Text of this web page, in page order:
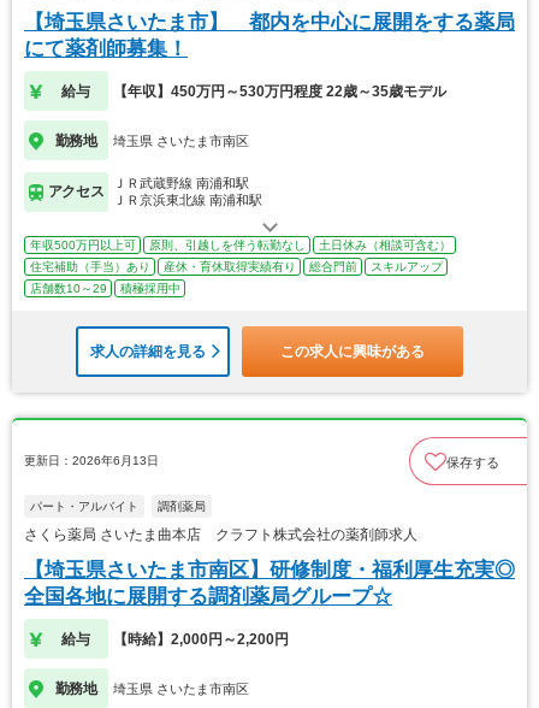
【埼玉県さいたま市】 都内を中心に展開をする薬局
にて薬剤師募集！
給与 【年収】450万円～530万円程度 22歳～35歳モデル
勤務地 埼玉県 さいたま市南区
アクセス
ＪＲ武蔵野線 南浦和駅
ＪＲ京浜東北線 南浦和駅
年収500万円以上可 原則、引越しを伴う転勤なし
土日休み（相談可含む）
住宅補助（手当）あり
産休・育休取得実績有り 総合門前
スキルアップ
店舗数10～29
積極採用中
求人の詳細を見る この求人に興味がある
更新日：2026年6月13日 保存する
パート・アルバイト 調剤薬局
さくら薬局 さいたま曲本店 クラフト株式会社の薬剤師求人
【埼玉県さいたま市南区】研修制度・福利厚生充実◎
全国各地に展開する調剤薬局グループ☆
給与 【時給】2,000円～2,200円
勤務地 埼玉県 さいたま市南区